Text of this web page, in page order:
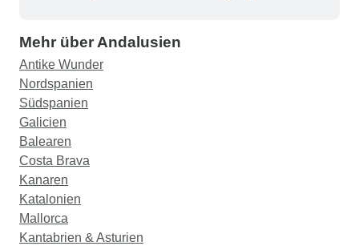
waren sie aus Australien und Kanada. Diese
Gruppe verließ uns in Ronda und ich fuhr mit
demselben Reiseleiter weiter, aber jetzt waren wir
nur noch zu zweit. Als wir in Madrid ankamen,
verließ uns der Reiseleiter und wir hatten einen
anderen Reiseleiter, der uns zum
Abschlussessen brachte. Der ständige Wechsel
lässt keine Bindung zu den Mitreisenden zu und
vermittelte mir das Gefühl, nur ein Statist oder ein
Hindernis zu sein, das von einer Säule zur
anderen geschoben wird und nicht wirklich Teil
Mehr über Andalusien
Antike Wunder
Nordspanien
Südspanien
Galicien
Balearen
Costa Brava
Kanaren
Katalonien
Mallorca
Kantabrien & Asturien